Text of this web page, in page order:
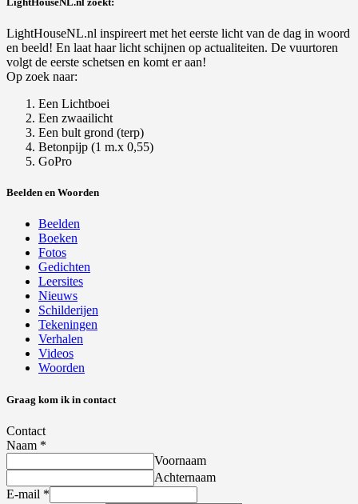
LightHouseNL.nl inspireert met het eerste licht van de dag in woord
en beeld! En laat haar licht schijnen op actualiteiten. De vuurtoren
volgt de eerste schetsen en komt er aan!
Op zoek naar:
Een Lichtboei
Een zwaailicht
Een bult grond (terp)
Betonpijp (1 m.x 0,55)
GoPro
Beelden en Woorden
Beelden
Boeken
Fotos
Gedichten
Leersites
Nieuws
Schilderijen
Tekeningen
Verhalen
Videos
Woorden
Graag kom ik in contact
Contact
Naam *
Voornaam
Achternaam
E-mail *